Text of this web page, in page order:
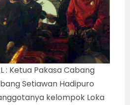
: Ketua Pakasa Cabang
Setiawan Hadipuro
kelompok Loka